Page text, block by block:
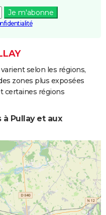
Je m'abonne
selon les régions,
zones plus exposées
certaines régions
Pullay et aux